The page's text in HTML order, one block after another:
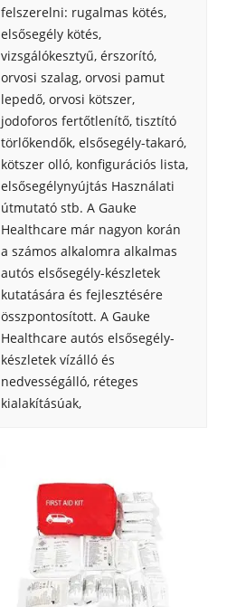
felszerelni: rugalmas kötés,
elsősegély kötés,
vizsgálókesztyű, érszorító,
orvosi szalag, orvosi pamut
lepedő, orvosi kötszer,
jodoforos fertőtlenítő, tisztító
törlőkendők, elsősegély-takaró,
kötszer olló, konfigurációs lista,
elsősegélynyújtás Használati
útmutató stb. A Gauke
Healthcare már nagyon korán
a számos alkalomra alkalmas
autós elsősegély-készletek
kutatására és fejlesztésére
összpontosított. A Gauke
Healthcare autós elsősegély-
készletek vízálló és
nedvességálló, réteges
kialakításúak,